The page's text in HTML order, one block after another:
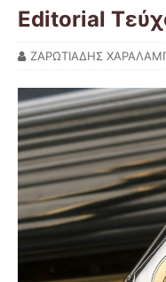
Editorial
ΖΑΡΩΤΙΑΔΗΣ